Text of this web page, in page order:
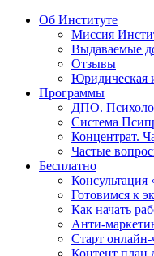
Об Институте
Миссия
Выдаваемые
Отзывы
Юридическая
Программы
ДПО.
Система
Концентрат.
Частые
Бесплатно
Консультация
Готовимся к
Как начать
Анти-
Старт онлайн-
Контент план